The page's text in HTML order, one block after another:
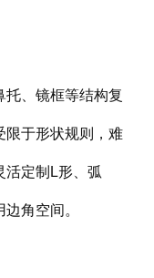
托、镜框等结构复
限于形状规则，难
活定制L形、弧
角空间。